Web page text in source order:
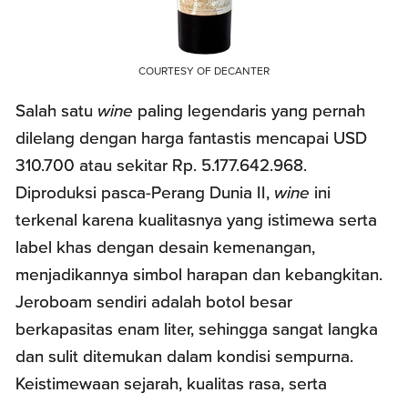
COURTESY OF DECANTER
Salah satu wine paling legendaris yang pernah
dilelang dengan harga fantastis mencapai USD
310.700 atau sekitar Rp. 5.177.642.968.
Diproduksi pasca-Perang Dunia II, wine ini
terkenal karena kualitasnya yang istimewa serta
label khas dengan desain kemenangan,
menjadikannya simbol harapan dan kebangkitan.
Jeroboam sendiri adalah botol besar
berkapasitas enam liter, sehingga sangat langka
dan sulit ditemukan dalam kondisi sempurna.
Keistimewaan sejarah, kualitas rasa, serta